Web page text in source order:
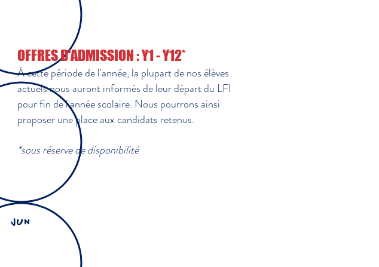
OFFRES D'ADMISSION : Y1 - Y12*
À cette période de l'année, la plupart de nos élèves
actuels nous auront informés de leur départ du LFI
pour fin de l'année scolaire. Nous pourrons ainsi
proposer une place aux candidats retenus.
*sous réserve de disponibilité
JUN